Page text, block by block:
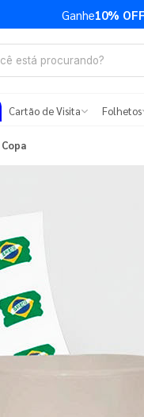
Ganhe10% OFF
Cartão de Visita Folhetos